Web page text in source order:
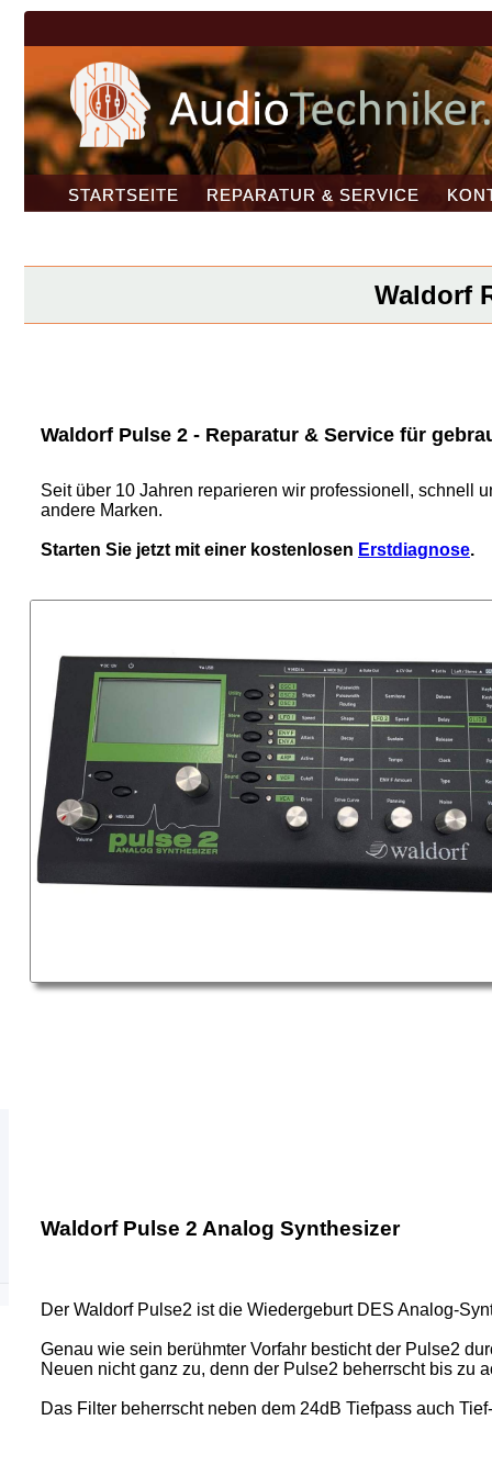
STARTSEITE REPARATUR & SERVICE
Waldorf
Waldorf Pulse 2 - Reparatur & Service für
Seit über 10 Jahren reparieren wir professionell, schnell
andere Marken.
Starten Sie jetzt mit einer kostenlosen Erstdiagnose.
Waldorf Pulse 2 Analog Synthesizer
Der Waldorf Pulse2 ist die Wiedergeburt DES Analog-
Genau wie sein berühmter Vorfahr besticht der Pulse2
Neuen nicht ganz zu, denn der Pulse2 beherrscht bis zu
Das Filter beherrscht neben dem 24dB Tiefpass auch